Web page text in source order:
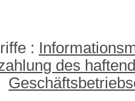
:
des